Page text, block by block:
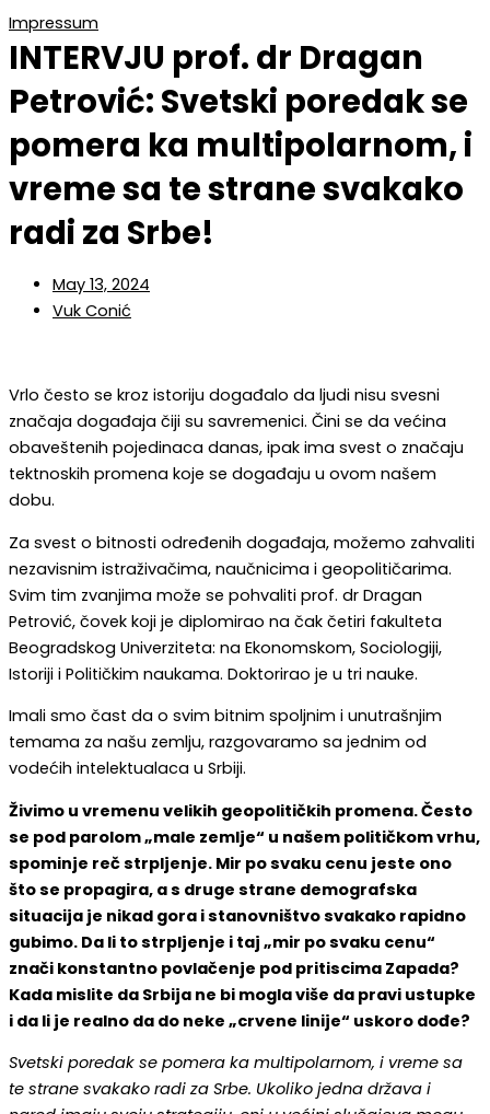
Impressum
INTERVJU prof. dr Dragan
Petrović: Svetski poredak se
pomera ka multipolarnom, i
vreme sa te strane svakako
radi za Srbe!
May 13, 2024
Vuk Conić
Vrlo često se kroz istoriju događalo da ljudi nisu svesni
značaja događaja čiji su savremenici. Čini se da većina
obaveštenih pojedinaca danas, ipak ima svest o značaju
tektnoskih promena koje se događaju u ovom našem
dobu.
Za svest o bitnosti određenih događaja, možemo zahvaliti
nezavisnim istraživačima, naučnicima i geopolitičarima.
Svim tim zvanjima može se pohvaliti prof. dr Dragan
Petrović, čovek koji je diplomirao na čak četiri fakulteta
Beogradskog Univerziteta: na Ekonomskom, Sociologiji,
Istoriji i Političkim naukama. Doktorirao je u tri nauke.
Imali smo čast da o svim bitnim spoljnim i unutrašnjim
temama za našu zemlju, razgovaramo sa jednim od
vodećih intelektualaca u Srbiji.
Živimo u vremenu velikih geopolitičkih promena. Često
se pod parolom „male zemlje“ u našem političkom vrhu,
spominje reč strpljenje. Mir po svaku cenu jeste ono
što se propagira, a s druge strane demografska
situacija je nikad gora i stanovništvo svakako rapidno
gubimo. Da li to strpljenje i taj „mir po svaku cenu“
znači konstantno povlačenje pod pritiscima Zapada?
Kada mislite da Srbija ne bi mogla više da pravi ustupke
i da li je realno da do neke „crvene linije“ uskoro dođe?
Svetski poredak se pomera ka multipolarnom, i vreme sa
te strane svakako radi za Srbe. Ukoliko jedna država i